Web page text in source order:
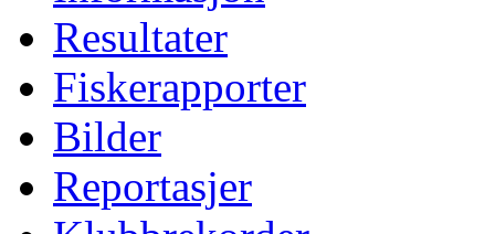
Resultater
Fiskerapporter
Bilder
Reportasjer